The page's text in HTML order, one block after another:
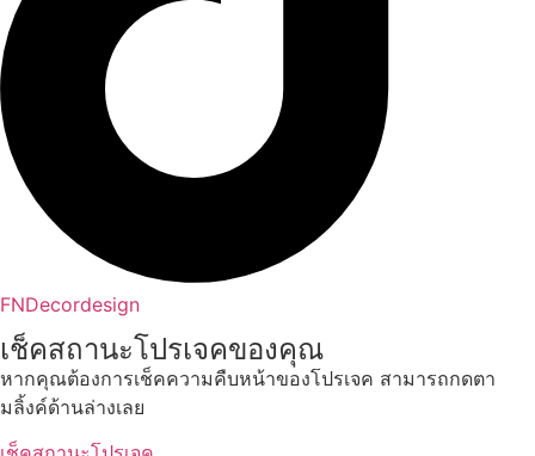
FNDecordesign
เช็คสถานะโปรเจคของคุณ
หากคุณต้องการเช็คความคืบหน้าของโปรเจค สามารถกดตา
มลิ้งค์ด้านล่างเลย